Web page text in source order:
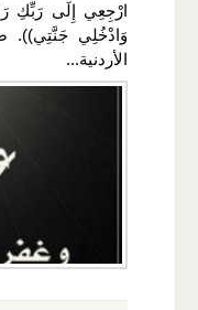
ارْجِعِي إِلَى رَبِّكِ
وَادْخُلِي جَنَّتِي)).
الأردنية...